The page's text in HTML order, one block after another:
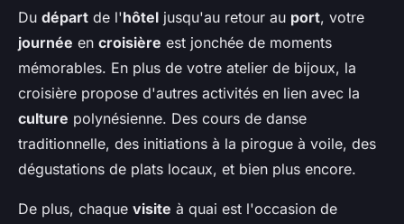
Du départ de l'hôtel jusqu'au retour au port, votre
journée en croisière est jonchée de moments
mémorables. En plus de votre atelier de bijoux, la
croisière propose d'autres activités en lien avec la
culture polynésienne. Des cours de danse
traditionnelle, des initiations à la pirogue à voile, des
dégustations de plats locaux, et bien plus encore.
De plus, chaque visite à quai est l'occasion de